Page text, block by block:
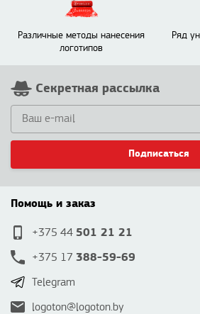
Различные методы нанесения
логотипов
Ряд
Секретная рассылка
Подписаться
Помощь и заказ
+375 44 501 21 21
+375 17 388-59-69
Telegram
logoton@logoton.by